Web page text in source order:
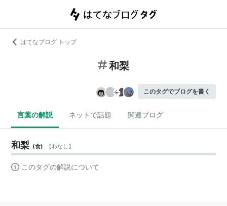
はてなブログ トップ
和梨
このタグでブログを書く
言葉の解説 ネットで話題 関連ブログ
和梨 (食) 【わなし 】
このタグの解説について